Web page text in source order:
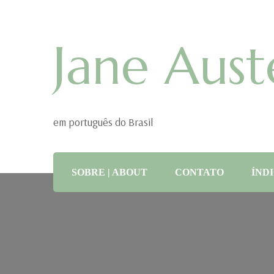
Jane
em português do Brasil
SOBRE | ABOUT CONTATO